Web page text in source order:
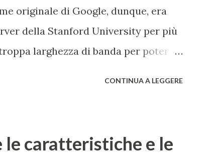
originale di Google, dunque, era
della Stanford University per più
larghezza di banda per poter
, il loro scopo di organizzare una
CONTINUA A LEGGERE
caratteristiche e le